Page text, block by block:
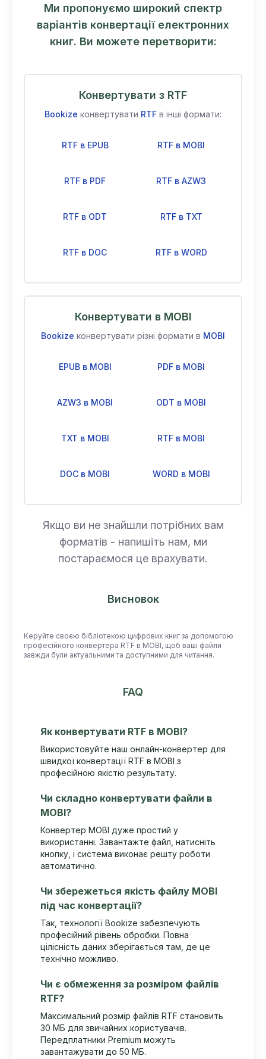
Ми пропонуємо широкий спектр
варіантів конвертації електронних
книг. Ви можете перетворити:
Конвертувати з RTF
Bookize конвертувати RTF в інші формати:
RTF в EPUB RTF в MOBI
RTF в PDF RTF в AZW3
RTF в ODT RTF в TXT
RTF в DOC RTF в WORD
Конвертувати в MOBI
Bookize конвертувати різні формати в MOBI
EPUB в MOBI PDF в MOBI
AZW3 в MOBI ODT в MOBI
TXT в MOBI RTF в MOBI
DOC в MOBI WORD в MOBI
Якщо ви не знайшли потрібних вам
форматів - напишіть нам, ми
постараємося це врахувати.
Висновок
Керуйте своєю бібліотекою цифрових книг за допомогою
професійного конвертера RTF в MOBI, щоб ваші файли
завжди були актуальними та доступними для читання.
FAQ
Як конвертувати RTF в MOBI?
Використовуйте наш онлайн-конвертер для
швидкої конвертації RTF в MOBI з
професійною якістю результату.
Чи складно конвертувати файли в
MOBI?
Конвертер MOBI дуже простий у
використанні. Завантажте файл, натисніть
кнопку, і система виконає решту роботи
автоматично.
Чи збережеться якість файлу MOBI
під час конвертації?
Так, технології Bookize забезпечують
професійний рівень обробки. Повна
цілісність даних зберігається там, де це
технічно можливо.
Чи є обмеження за розміром файлів
RTF?
Максимальний розмір файлів RTF становить
30 МБ для звичайних користувачів.
Передплатники Premium можуть
завантажувати до 50 МБ.